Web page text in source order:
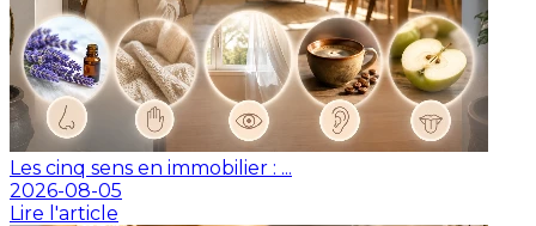
Les cinq sens en immobilier : ...
2026-08-05
Lire l'article